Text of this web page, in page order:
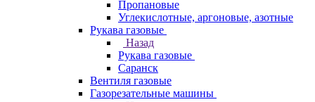
Пропановые
Углекислотные, аргоновые, азотные
Рукава газовые
Назад
Рукава газовые
Саранск
Вентиля газовые
Газорезательные машины